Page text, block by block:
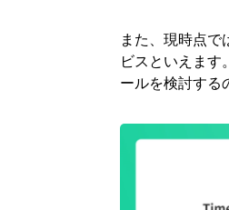
また、現時点
ビスといえま
ールを検討する